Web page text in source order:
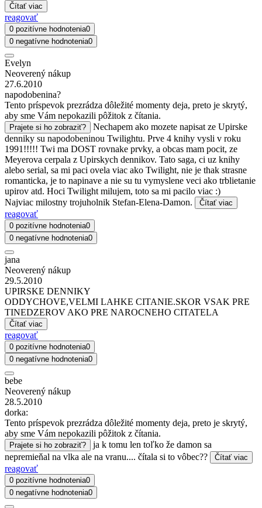
Čítať viac
reagovať
0 pozitívne hodnotenia0
0 negatívne hodnotenia0
Evelyn
Neoverený nákup
27.6.2010
napodobenina?
Tento príspevok prezrádza dôležité momenty deja, preto je skrytý,
aby sme Vám nepokazili pôžitok z čítania.
Prajete si ho zobraziť?
Nechapem ako mozete napisat ze Upirske
denniky su napodobeninou Twilightu. Prve 4 knihy vysli v roku
1991!!!!! Twi ma DOST rovnake prvky, a obcas mam pocit, ze
Meyerova cerpala z Upirskych dennikov. Tato saga, ci uz knihy
alebo serial, sa mi paci ovela viac ako Twilight, nie je thak strasne
romanticka, je to napinave a nie su tu vymyslene veci ako trblietanie
upirov atd. Hoci Twilight milujem, toto sa mi pacilo viac :)
Najviac milostny trojuholnik Stefan-Elena-Damon.
Čítať viac
reagovať
0 pozitívne hodnotenia0
0 negatívne hodnotenia0
jana
Neoverený nákup
29.5.2010
UPIRSKE DENNIKY
ODDYCHOVE,VELMI LAHKE CITANIE.SKOR VSAK PRE
TINEDZEROV AKO PRE NAROCNEHO CITATELA
Čítať viac
reagovať
0 pozitívne hodnotenia0
0 negatívne hodnotenia0
bebe
Neoverený nákup
28.5.2010
dorka:
Tento príspevok prezrádza dôležité momenty deja, preto je skrytý,
aby sme Vám nepokazili pôžitok z čítania.
Prajete si ho zobraziť?
ja k tomu len toľko že damon sa
nepremieňal na vlka ale na vranu.... čítala si to vôbec??
Čítať viac
reagovať
0 pozitívne hodnotenia0
0 negatívne hodnotenia0